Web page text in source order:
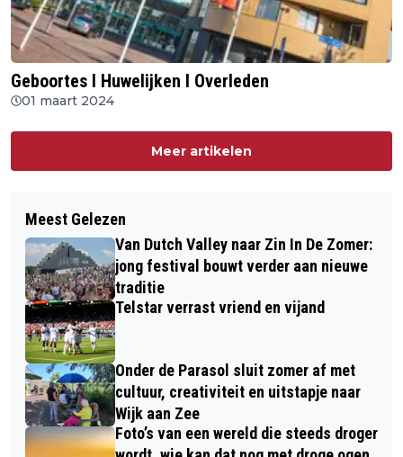
Geboortes I Huwelijken I Overleden
01 maart 2024
Meer artikelen
Meest Gelezen
Van Dutch Valley naar Zin In De Zomer:
jong festival bouwt verder aan nieuwe
traditie
Telstar verrast vriend en vijand
Onder de Parasol sluit zomer af met
cultuur, creativiteit en uitstapje naar
Wijk aan Zee
Foto’s van een wereld die steeds droger